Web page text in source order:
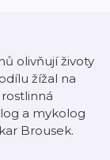
olivňují životy
žížal na
a mykolog
Brousek.